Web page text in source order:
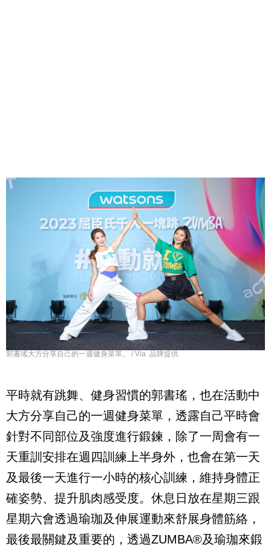
郭書瑤大方分享自己的一週健身菜單。 / Via 品牌提供
平時就有跳舞、健身習慣的郭書瑤，也在活動中
大方分享自己的一週健身菜單，透露自己平時會
針對不同部位及強度進行鍛鍊，除了一周會有一
天重訓安排在週四訓練上半身外，也會在第一天
及最後一天進行一小時的核心訓練，維持身體正
確姿勢、提升肌肉感受度。休息日放在星期三跟
星期六會透過瑜珈及伸展運動來舒展身體筋絡，
最後最關鍵及重要的，透過ZUMBA®及瑜珈來鍛